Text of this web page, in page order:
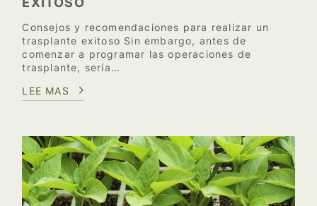
Consejos y recomendaciones para realizar un
trasplante exitoso Sin embargo, antes de
comenzar a programar las operaciones de
trasplante, sería…
LEE MAS